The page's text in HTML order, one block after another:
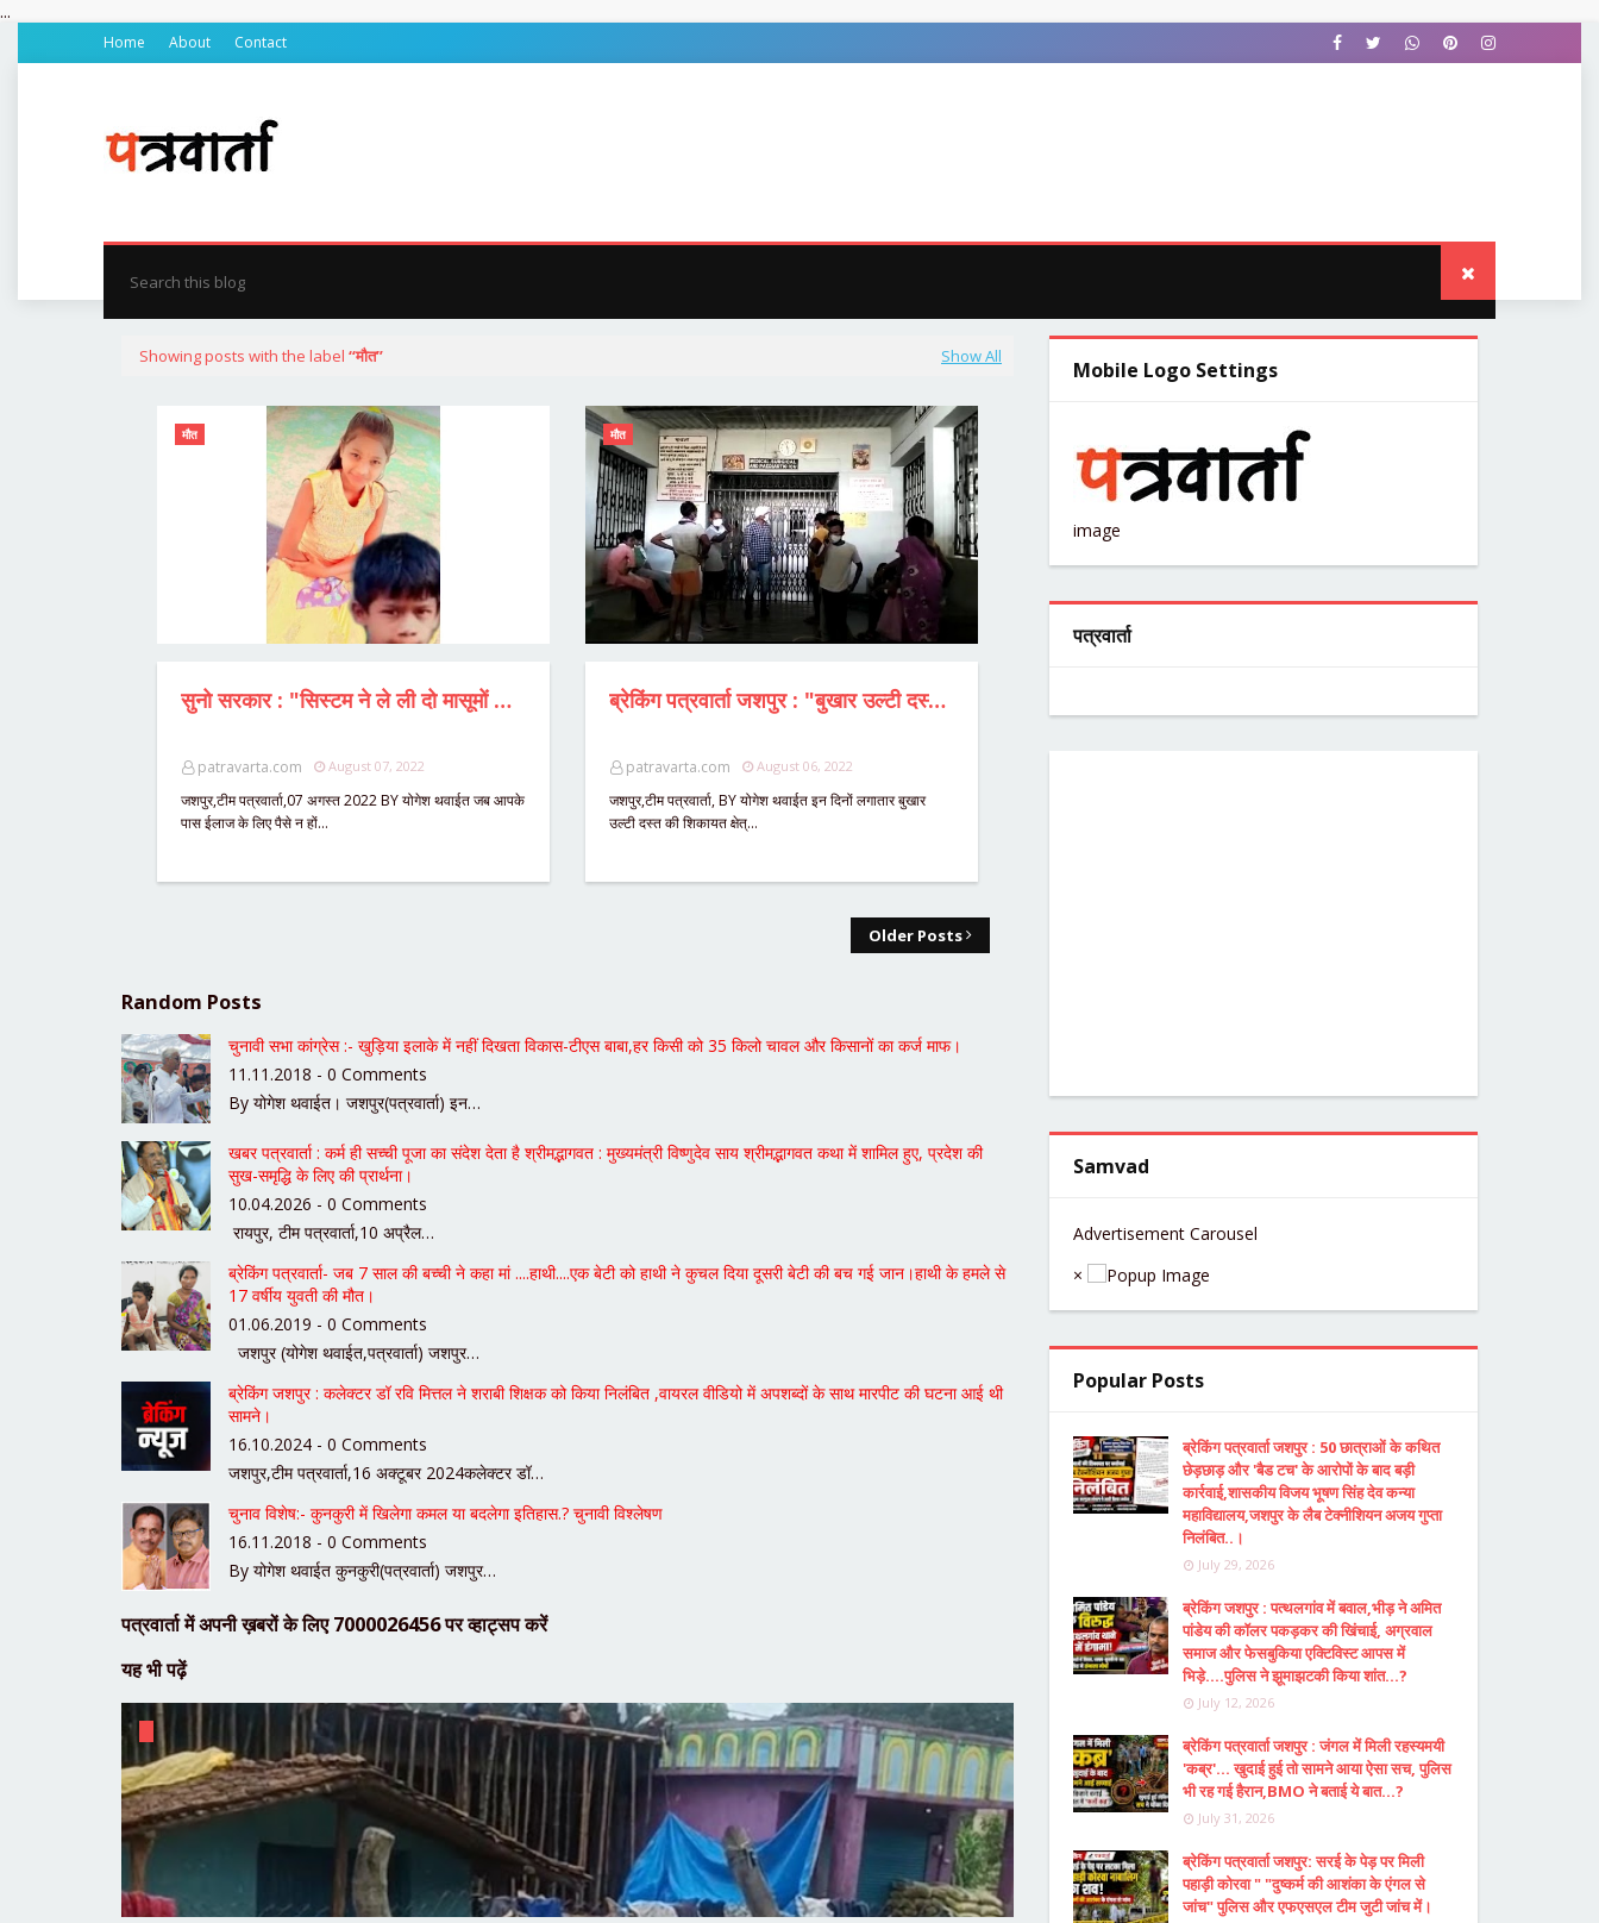
...
Home About Contact
होम प्रदेश
Showing posts with the label मौत Show All
मौत
सुनो सरकार : "सिस्टम ने ले ली दो मासूमों की जान..?" परिवार के 5 अन्य जिंदगी और मौत से जूझ रहे,बीमार हालात में पिता ने दोनों मृत बच्चों का किया "कफन-दफन" महिला रोजगार सचिव को 5 महीनों से नहीं मिली थी सैलेरी,पैसे के अभाव में मां बच्चों का समय पर नहीं करा सकी ईलाज,सूचना के बावजूद न पक्ष पहुँचा न विपक्ष,पूर्व BDC रेशमी चौहान ने निभाई जिम्मेदारी,विधायक विनय भगत ने तात्कालिक सहायता राशि जारी कर प्रकट की शोक संवेदना ? प्रशासन ने पूरी कर ली मामले की जांच,पढ़ें पूरी STORY सिर्फ पत्रवार्ता पर...?
patravarta.com August 07, 2022
जशपुर,टीम पत्रवार्ता,07 अगस्त 2022 BY योगेश थवाईत जब आपके
पास ईलाज के लिए पैसे न हों…
मौत
ब्रेकिंग पत्रवार्ता जशपुर : "बुखार उल्टी दस्त" की शिकायत " सगे भाई-बहन की मौत, माता पिता गंभीर हालत में अस्पताल में भर्ती,BMO ने गांव में भेजी टीम,SDM ने विभागों को किया अलर्ट।
patravarta.com August 06, 2022
जशपुर,टीम पत्रवार्ता, BY योगेश थवाईत इन दिनों लगातार बुखार
उल्टी दस्त की शिकायत क्षेत्…
Older Posts
Random Posts
चुनावी सभा कांग्रेस :- खुड़िया इलाके में नहीं दिखता विकास-टीएस बाबा,हर किसी को 35 किलो चावल और किसानों का कर्ज माफ।
11.11.2018 - 0 Comments
By योगेश थवाईत। जशपुर(पत्रवार्ता) इन…
खबर पत्रवार्ता : कर्म ही सच्ची पूजा का संदेश देता है श्रीमद्भागवत : मुख्यमंत्री विष्णुदेव साय श्रीमद्भागवत कथा में शामिल हुए, प्रदेश की
सुख-समृद्धि के लिए की प्रार्थना।
10.04.2026 - 0 Comments
रायपुर, टीम पत्रवार्ता,10 अप्रैल…
ब्रेकिंग पत्रवार्ता- जब 7 साल की बच्ची ने कहा मां ....हाथी....एक बेटी को हाथी ने कुचल दिया दूसरी बेटी की बच गई जान।हाथी के हमले से
17 वर्षीय युवती की मौत।
01.06.2019 - 0 Comments
जशपुर (योगेश थवाईत,पत्रवार्ता) जशपुर…
ब्रेकिंग जशपुर : कलेक्टर डॉ रवि मित्तल ने शराबी शिक्षक को किया निलंबित ,वायरल वीडियो में अपशब्दों के साथ मारपीट की घटना आई थी
सामने।
16.10.2024 - 0 Comments
जशपुर,टीम पत्रवार्ता,16 अक्टूबर 2024कलेक्टर डॉ…
चुनाव विशेष:- कुनकुरी में खिलेगा कमल या बदलेगा इतिहास.? चुनावी विश्लेषण
16.11.2018 - 0 Comments
By योगेश थवाईत कुनकुरी(पत्रवार्ता) जशपुर…
पत्रवार्ता में अपनी ख़बरों के लिए 7000026456 पर व्हाट्सप करें
यह भी पढ़ें
Mobile Logo Settings
image
पत्रवार्ता
Samvad
Advertisement Carousel
×
Popular Posts
ब्रेकिंग पत्रवार्ता जशपुर : 50 छात्राओं के कथित
छेड़छाड़ और 'बैड टच' के आरोपों के बाद बड़ी
कार्रवाई,शासकीय विजय भूषण सिंह देव कन्या
महाविद्यालय,जशपुर के लैब टेक्नीशियन अजय गुप्ता
निलंबित..।
July 29, 2026
ब्रेकिंग जशपुर : पत्थलगांव में बवाल,भीड़ ने अमित
पांडेय की कॉलर पकड़कर की खिंचाई, अग्रवाल
समाज और फेसबुकिया एक्टिविस्ट आपस में
भिड़े....पुलिस ने झूमाझटकी किया शांत...?
July 12, 2026
ब्रेकिंग पत्रवार्ता जशपुर : जंगल में मिली रहस्यमयी
'कब्र'... खुदाई हुई तो सामने आया ऐसा सच, पुलिस
भी रह गई हैरान,BMO ने बताई ये बात...?
July 31, 2026
ब्रेकिंग पत्रवार्ता जशपुर: सरई के पेड़ पर मिली
पहाड़ी कोरवा " "दुष्कर्म की आशंका के एंगल से
जांच" पुलिस और एफएसएल टीम जुटी जांच में।